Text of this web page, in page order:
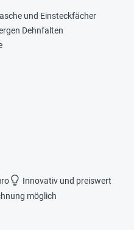
und Einsteckfächer
Dehnfalten
Innovativ und preiswert
möglich